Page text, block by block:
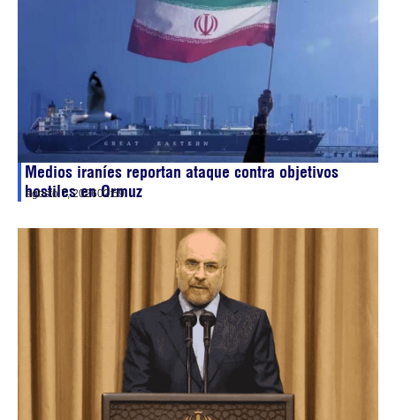
Medios iraníes reportan ataque contra objetivos
hostiles en Ormuz
agosto 7, 202602:59